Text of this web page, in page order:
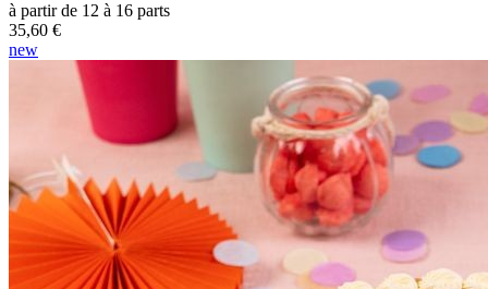
à partir de 12 à 16 parts
35,60 €
new